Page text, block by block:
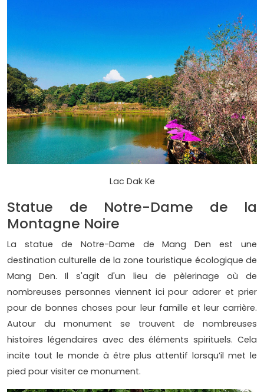
Lac Dak Ke
Statue de Notre-Dame de la
Montagne Noire
La statue de Notre-Dame de Mang Den est une
destination culturelle de la zone touristique écologique de
Mang Den. Il s'agit d'un lieu de pèlerinage où de
nombreuses personnes viennent ici pour adorer et prier
pour de bonnes choses pour leur famille et leur carrière.
Autour du monument se trouvent de nombreuses
histoires légendaires avec des éléments spirituels. Cela
incite tout le monde à être plus attentif lorsqu’il met le
pied pour visiter ce monument.